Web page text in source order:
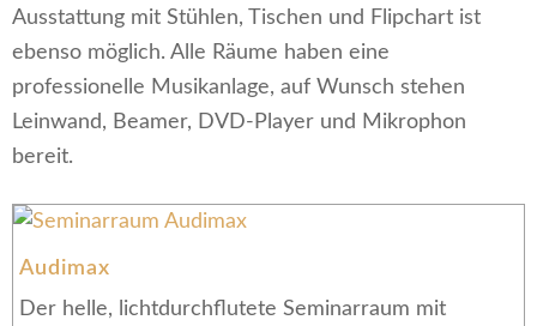
Ausstattung mit Stühlen, Tischen und Flipchart ist
ebenso möglich. Alle Räume haben eine
professionelle Musikanlage, auf Wunsch stehen
Leinwand, Beamer, DVD-Player und Mikrophon
bereit.
Audimax
Der helle, lichtdurchflutete Seminarraum mit